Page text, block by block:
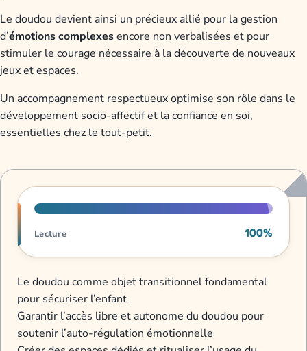
Le doudou devient ainsi un précieux allié pour la gestion
d’émotions complexesencore non verbalisées et pour
stimuler le courage nécessaire à la découverte de nouveaux
jeux et espaces.
Un accompagnement respectueux optimise son rôle dans le
développement socio-affectif et la confiance en soi,
essentielles chez le tout-petit.
Progression de lecture
Lecture 100%
Le doudou comme objet transitionnel fondamental
pour sécuriser l’enfant
Garantir l’accès libre et autonome du doudou pour
soutenir l’auto-régulation émotionnelle